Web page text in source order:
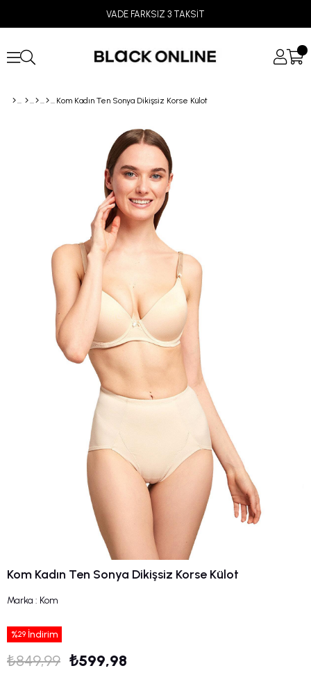
VADE FARKSIZ 3 TAKSİT
Kom Kadın Ten Sonya Dikişsiz Korse Külot
Kom Kadın Ten Sonya Dikişsiz Korse Külot
Marka : Kom
%29İndirim
₺849,99 ₺599,98